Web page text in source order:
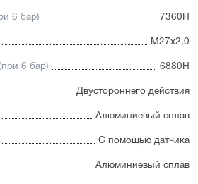
6 бар) 7360Н
М27х2,0
6 бар) 6880Н
Двустороннего действия
Алюминиевый сплав
С помощью датчика
Алюминиевый сплав